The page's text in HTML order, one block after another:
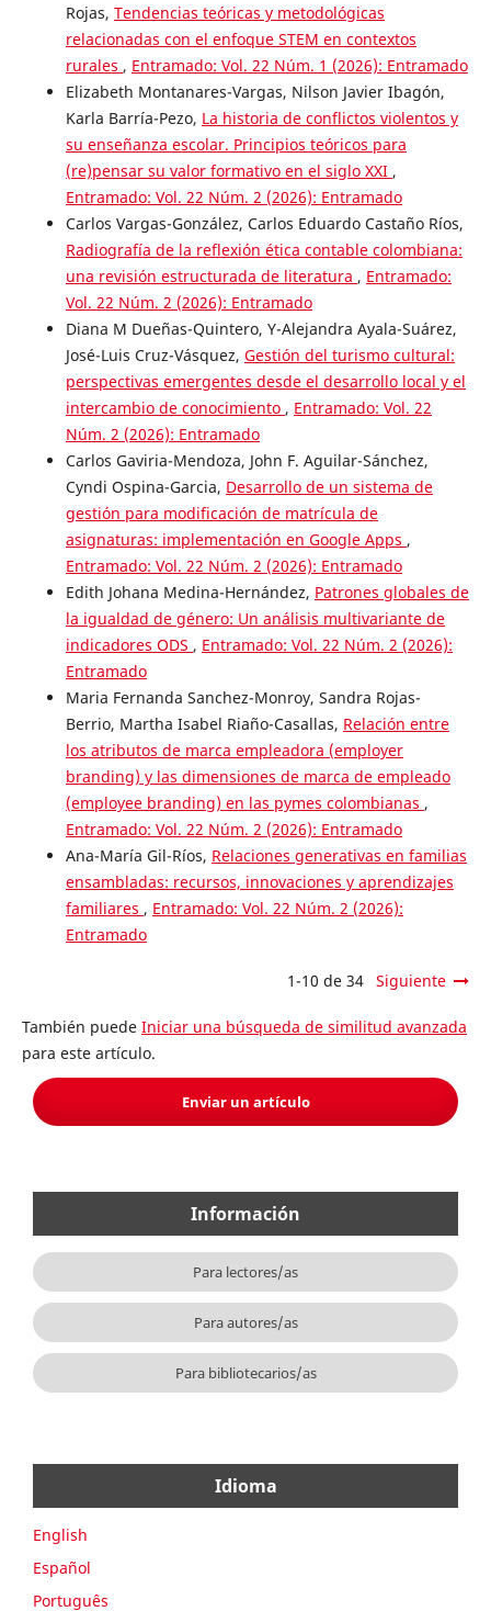
Rojas, Tendencias teóricas y metodológicas
relacionadas con el enfoque STEM en contextos
rurales , Entramado: Vol. 22 Núm. 1 (2026): Entramado
Elizabeth Montanares-Vargas, Nilson Javier Ibagón,
Karla Barría-Pezo, La historia de conflictos violentos y
su enseñanza escolar. Principios teóricos para
(re)pensar su valor formativo en el siglo XXI ,
Entramado: Vol. 22 Núm. 2 (2026): Entramado
Carlos Vargas-González, Carlos Eduardo Castaño Ríos,
Radiografía de la reflexión ética contable colombiana:
una revisión estructurada de literatura , Entramado:
Vol. 22 Núm. 2 (2026): Entramado
Diana M Dueñas-Quintero, Y-Alejandra Ayala-Suárez,
José-Luis Cruz-Vásquez, Gestión del turismo cultural:
perspectivas emergentes desde el desarrollo local y el
intercambio de conocimiento , Entramado: Vol. 22
Núm. 2 (2026): Entramado
Carlos Gaviria-Mendoza, John F. Aguilar-Sánchez,
Cyndi Ospina-Garcia, Desarrollo de un sistema de
gestión para modificación de matrícula de
asignaturas: implementación en Google Apps ,
Entramado: Vol. 22 Núm. 2 (2026): Entramado
Edith Johana Medina-Hernández, Patrones globales de
la igualdad de género: Un análisis multivariante de
indicadores ODS , Entramado: Vol. 22 Núm. 2 (2026):
Entramado
Maria Fernanda Sanchez-Monroy, Sandra Rojas-
Berrio, Martha Isabel Riaño-Casallas, Relación entre
los atributos de marca empleadora (employer
branding) y las dimensiones de marca de empleado
(employee branding) en las pymes colombianas ,
Entramado: Vol. 22 Núm. 2 (2026): Entramado
Ana-María Gil-Ríos, Relaciones generativas en familias
ensambladas: recursos, innovaciones y aprendizajes
familiares , Entramado: Vol. 22 Núm. 2 (2026):
Entramado
1-10 de 34 Siguiente
También puede Iniciar una búsqueda de similitud avanzada
para este artículo.
Enviar un artículo
Información
Para lectores/as
Para autores/as
Para bibliotecarios/as
Idioma
English
Español
Português